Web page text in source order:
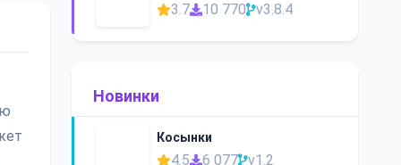
3.7 10 770 v3.8.4
Новинки
Косынки
4.5 6 077 v1.2